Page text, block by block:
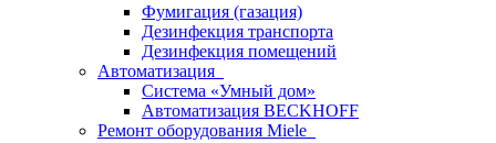
Фумигация (газация)
Дезинфекция транспорта
Дезинфекция помещений
Автоматизация
Система «Умный дом»
Автоматизация BECKHOFF
Ремонт оборудования Miele